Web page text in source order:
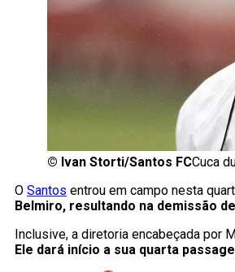
© Ivan Storti/Santos FCCuca
O Santos entrou em campo nesta
Belmiro, resultando na demissão
Inclusive, a diretoria encabeçada por
Ele dará início a sua quarta